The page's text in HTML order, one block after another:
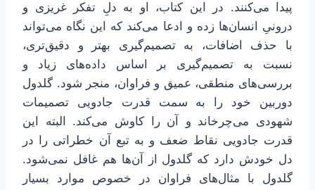
پیدا می‌کنند. در این کتاب، او به دلِ تفکر غریزی و
درونیِ انسان‌ها زده و ادعا می‌کند که این نگاه می‌تواند
با حذف اضافات، به تصمیم‌گیری بهتر و دقیق‌تری،
نسبت به تصمیم‌گیری بر اساس داده‌های زیاد و
بررسی‌های منطقی، عمیق و فراوان، منجر شود. گلدول
دوربین خود را به سمت قدرت جادویی تصمیمات
شهودی می‌چرخاند و آن را کاوش می‌کند. البته این
قدرت جادویی نقاط ضعف و به تبع آن خطراتی را در
دل خودش دارد که گلدول از آن‌ها هم غافل نمی‌شود.
گلدول با مثال‌های فراوان در خصوص موارد بسیار